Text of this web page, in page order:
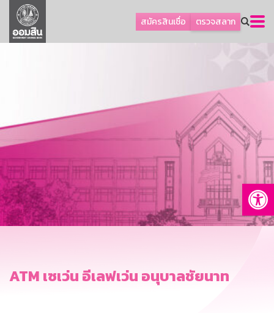
สมัครสินเชื่อ ตรวจสลาก
ลูกค้าธุรกิจ
ลูกค้าผู้ประกอบรายย่อย
การพัฒนาที่ยั่งยืน
ข่าวสาร
บริการทางการเงิน
อื่นๆ
ติดต่อเรา
บริการออนไลน์
GSB Society
ATM เซเว่น อีเลฟเว่น อนุบาลชัยนาท